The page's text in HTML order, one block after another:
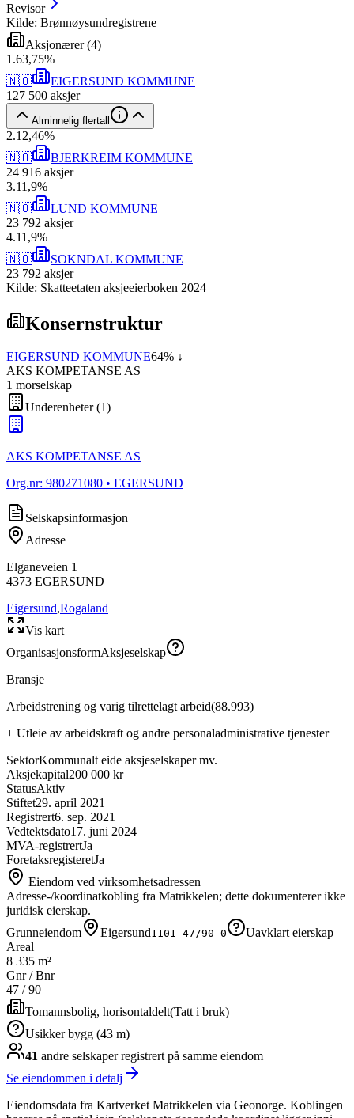
Revisor
Kilde: Brønnøysundregistrene
Aksjonærer(4)
1 .63,75%
🇳🇴
EIGERSUND KOMMUNE
127 500 aksjer
Alminnelig flertall
2.12,46%
🇳🇴
BJERKREIM KOMMUNE
24 916 aksjer
3.11,9%
🇳🇴
LUND KOMMUNE
23 792 aksjer
4.11,9%
🇳🇴
SOKNDAL KOMMUNE
23 792 aksjer
Kilde: Skatteetaten aksjeeierboken 2024
Konsernstruktur
EIGERSUND KOMMUNE64% ↓
AKS KOMPETANSE AS
1 morselskap
Underenheter(1)
AKS KOMPETANSE AS
Org.nr: 980271080 • EGERSUND
Selskapsinformasjon
Adresse
Elganeveien 1
4373 EGERSUND
Eigersund,Rogaland
Vis kart
OrganisasjonsformAksjeselskap
Bransje
Arbeidstrening og varig tilrettelagt arbeid(88.993)
+ Utleie av arbeidskraft og andre personaladministrative tjenester
SektorKommunalt eide aksjeselskaper mv.
Aksjekapital200 000 kr
StatusAktiv
Stiftet29. april 2021
Registrert6. sep. 2021
Vedtektsdato17. juni 2024
MVA-registrertJa
ForetaksregisteretJa
Eiendom ved virksomhetsadressen
Adresse-/koordinatkobling fra Matrikkelen; dette dokumenterer ikke
juridisk eierskap.
Grunneiendom
Eigersund1101-47/90-0
Uavklart eierskap
Areal
8 335 m²
Gnr / Bnr
47 /90
Tomannsbolig, horisontaldelt(Tatt i bruk)
Usikker bygg (43 m)
41 andre selskaperregistrert på samme eiendom
Se eiendommen i detalj
Eiendomsdata fra Kartverket Matrikkelen via Geonorge. Koblingen